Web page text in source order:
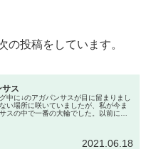
の投稿をしています。
ス
中に↓のアガパンサスが目に留まりまし
い場所に咲いていましたが、私が今ま
スの中で一番の大輪でした。以前に投
2021.06.18